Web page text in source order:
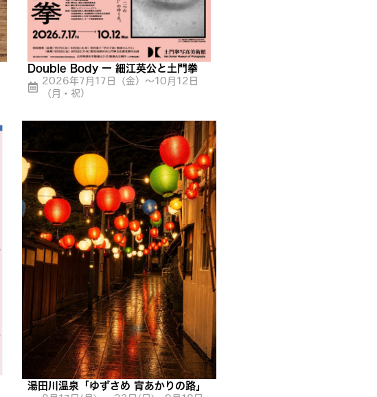
Double Body ー 細江英公と土門拳
2026年7月17日（金）〜10月12日
（月・祝）
湯田川温泉「ゆずさめ 宵あかりの路」